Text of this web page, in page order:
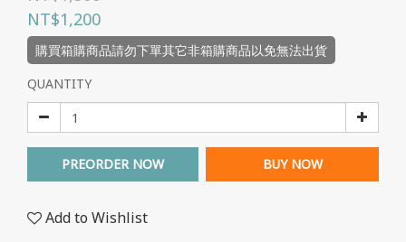
NT$1,200
購買箱購商品請勿下單其它非箱購商品以免無法出貨
QUANTITY
PREORDER NOW BUY NOW
Add to Wishlist